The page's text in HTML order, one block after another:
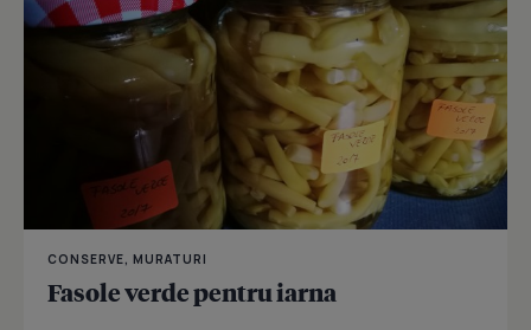
CONSERVE, MURATURI
Fasole verde pentru iarna